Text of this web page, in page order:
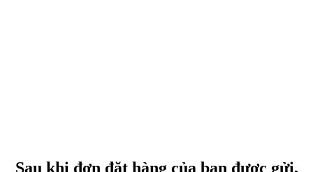
Sau khi đơn đặt hàng của bạn được gửi,